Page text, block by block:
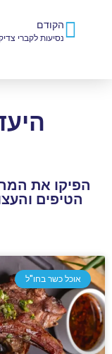
הקודם
נסיעות לקברי
הפיקו את
הטיפים
אוכל כשר בחו"ל